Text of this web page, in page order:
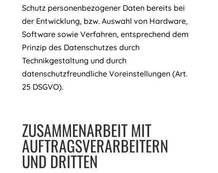
Schutz personenbezogener Daten bereits bei
der Entwicklung, bzw. Auswahl von Hardware,
Software sowie Verfahren, entsprechend dem
Prinzip des Datenschutzes durch
Technikgestaltung und durch
datenschutzfreundliche Voreinstellungen (Art.
25 DSGVO).
ZUSAMMENARBEIT MIT
AUFTRAGSVERARBEITERN
UND DRITTEN